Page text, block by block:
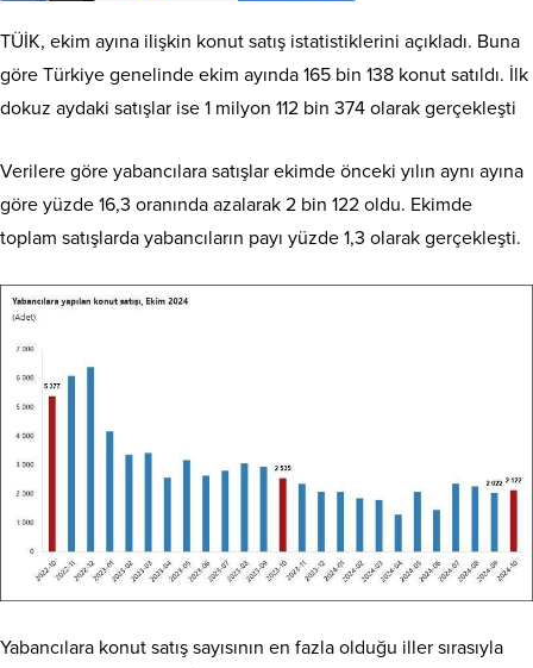
TÜİK, ekim ayına ilişkin konut satış istatistiklerini açıkladı. Buna
göre Türkiye genelinde ekim ayında 165 bin 138 konut satıldı. İlk
dokuz aydaki satışlar ise 1 milyon 112 bin 374 olarak gerçekleşti
Verilere göre yabancılara satışlar ekimde önceki yılın aynı ayına
göre yüzde 16,3 oranında azalarak 2 bin 122 oldu. Ekimde
toplam satışlarda yabancıların payı yüzde 1,3 olarak gerçekleşti.
Yabancılara konut satış sayısının en fazla olduğu iller sırasıyla